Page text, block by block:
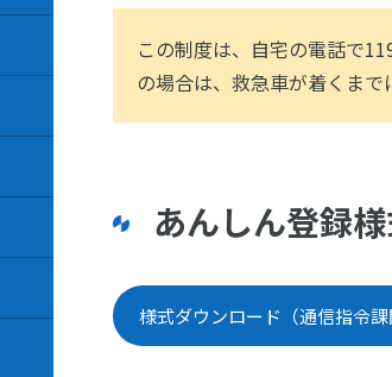
この制度は、自宅の電話で
の場合は、救急車が着くま
あんしん登録
様式ダウンロード（通信指令課